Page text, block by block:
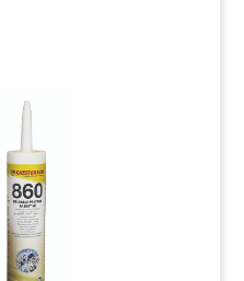
har dock nackdelen
vid förhöjd
inga bultkrafter kvar
för […]